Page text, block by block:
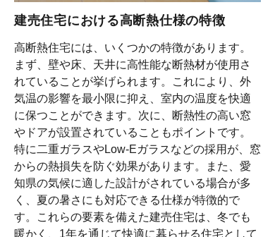
建売住宅における高断熱仕様の特徴
高断熱住宅には、いくつかの特徴があります。
まず、壁や床、天井に高性能な断熱材が使用さ
れていることが挙げられます。これにより、外
気温の影響を最小限に抑え、室内の温度を快適
に保つことができます。次に、断熱性の高い窓
やドアが設置されていることもポイントです。
特に二重ガラスやLow-Eガラスなどの採用が、窓
からの熱損失を防ぐ効果があります。また、愛
知県の気候に適した設計がされている場合が多
く、夏の暑さにも対応できる仕様が特徴的で
す。これらの要素を備えた建売住宅は、冬でも
暖かく、1年を通じて快適に暮らせる住宅として